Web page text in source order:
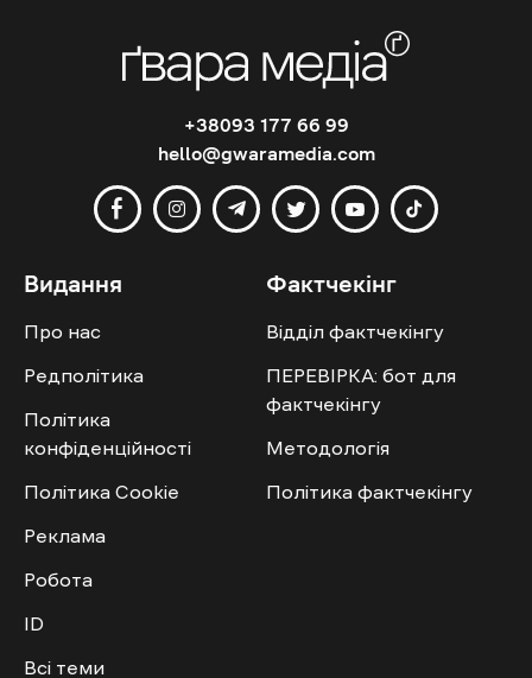
+38093 177 66 99
hello@gwaramedia.com
Видання
Про нас
Редполітика
Політика
конфіденційності
Політика Cookie
Реклама
Робота
ID
Всі теми
Фактчекінг
Відділ фактчекінгу
ПЕРЕВІРКА: бот для
фактчекінгу
Методологія
Політика фактчекінгу